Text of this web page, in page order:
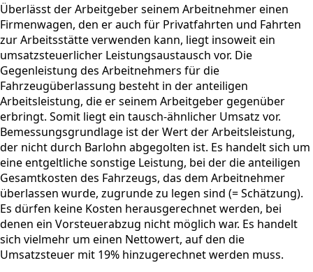
Überlässt der Arbeitgeber seinem Arbeitnehmer einen
Firmenwagen, den er auch für Privatfahrten und Fahrten
zur Arbeitsstätte verwenden kann, liegt insoweit ein
umsatzsteuerlicher Leistungsaustausch vor. Die
Gegenleistung des Arbeitnehmers für die
Fahrzeugüberlassung besteht in der anteiligen
Arbeitsleistung, die er seinem Arbeitgeber gegenüber
erbringt. Somit liegt ein tausch-ähnlicher Umsatz vor.
Bemessungsgrundlage ist der Wert der Arbeitsleistung,
der nicht durch Barlohn abgegolten ist. Es handelt sich um
eine entgeltliche sonstige Leistung, bei der die anteiligen
Gesamtkosten des Fahrzeugs, das dem Arbeitnehmer
überlassen wurde, zugrunde zu legen sind (= Schätzung).
Es dürfen keine Kosten herausgerechnet werden, bei
denen ein Vorsteuerabzug nicht möglich war. Es handelt
sich vielmehr um einen Nettowert, auf den die
Umsatzsteuer mit 19% hinzugerechnet werden muss.